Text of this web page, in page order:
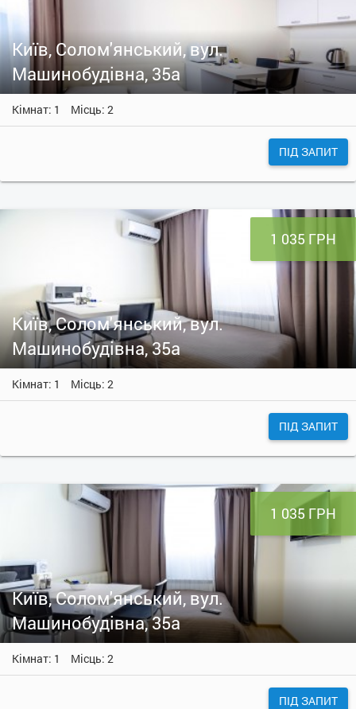
Київ, Солом'янський, вул.
Машинобудівна, 35а
Кімнат: 1 Місць: 2
ПІД ЗАПИТ
1 035 ГРН
Київ, Солом'янський, вул.
Машинобудівна, 35а
Кімнат: 1 Місць: 2
ПІД ЗАПИТ
1 035 ГРН
Київ, Солом'янський, вул.
Машинобудівна, 35а
Кімнат: 1 Місць: 2
ПІД ЗАПИТ